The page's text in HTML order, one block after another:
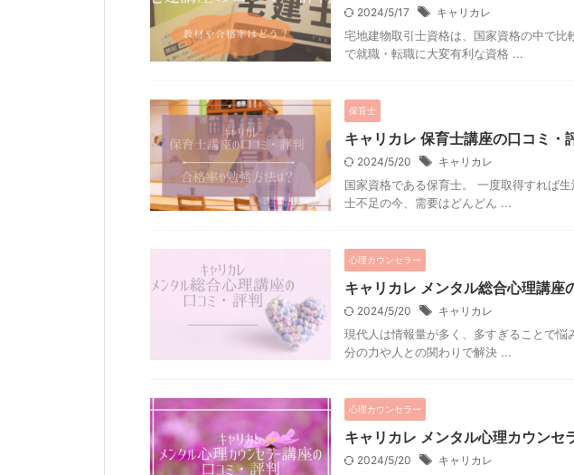
2024/5/17 キャリカレ
宅地建物取引士資格は、国家資格の中で比
で就職・転職に大変有利な資格 ...
保育士
キャリカレ 保育士講座の口コミ・
2024/5/20 キャリカレ
国家資格である保育士。 一度取得すれば
士不足の今、需要はどんどん ...
心理カウンセラー
キャリカレ メンタル総合心理講座
2024/5/20 キャリカレ
現代人は情報量が多く、多すぎることで悩
分の力や人との関わりで解決 ...
心理カウンセラー
キャリカレ メンタル心理カウンセ
2024/5/20 キャリカレ